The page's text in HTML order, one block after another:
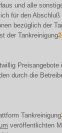
und alle
für den
bezüglich der
der Tankreinigung
durch die
Tankreinigung
veröffentlichten